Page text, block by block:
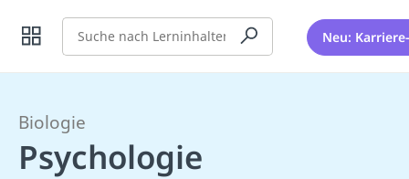
Suche Neu:
Biologie
Psychologie